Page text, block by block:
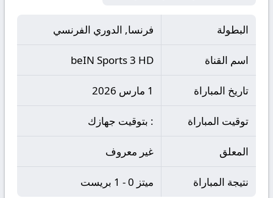
البطولة فرنسا, الدوري الفرنسي
اسم القناة beIN Sports 3 HD
تاريخ المباراة 1 مارس 2026
توقيت المباراة : بتوقيت جهازك
المعلق غير معروف
نتيجة المباراة ميتز 0 - 1 بريست